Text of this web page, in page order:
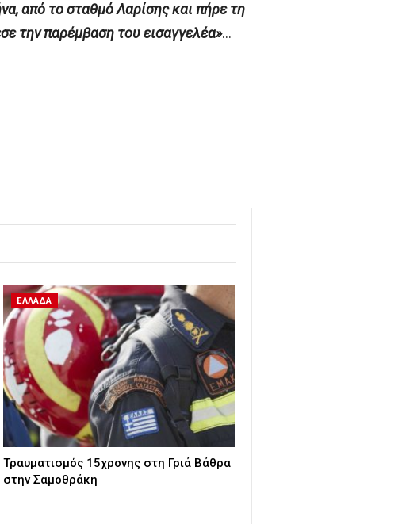
από το σταθμό Λαρίσης και πήρε τη
την παρέμβαση του εισαγγελέα»…
ΕΛΛΑΔΑ
Τραυματισμός 15χρονης στη Γριά Βάθρα
στην Σαμοθράκη